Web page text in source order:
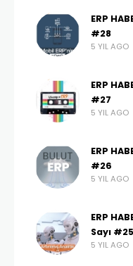
ERP
#28
5 YIL AGO
ERP
#27
5 YIL AGO
ERP
#26
5 YIL AGO
ERP
Sayı #25
5 YIL AGO